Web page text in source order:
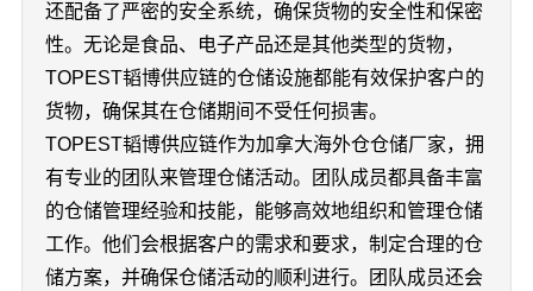
还配备了严密的安全系统，确保货物的安全性和保密
性。无论是食品、电子产品还是其他类型的货物，
TOPEST韬博供应链的仓储设施都能有效保护客户的
货物，确保其在仓储期间不受任何损害。
TOPEST韬博供应链作为加拿大海外仓仓储厂家，拥
有专业的团队来管理仓储活动。团队成员都具备丰富
的仓储管理经验和技能，能够高效地组织和管理仓储
工作。他们会根据客户的需求和要求，制定合理的仓
储方案，并确保仓储活动的顺利进行。团队成员还会